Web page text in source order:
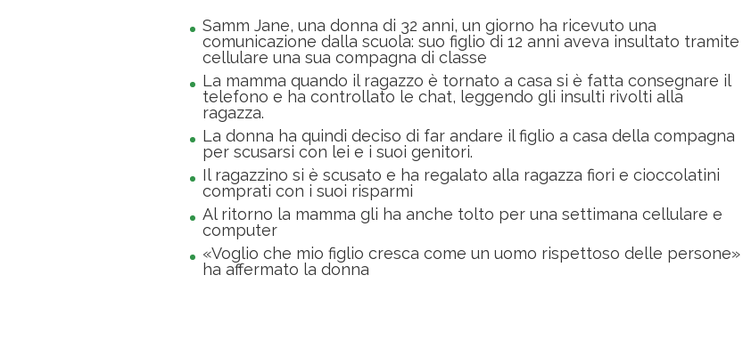
Samm Jane, una donna di 32 anni, un giorno ha ricevuto una
comunicazione dalla scuola: suo figlio di 12 anni aveva insultato tramite
cellulare una sua compagna di classe
La mamma quando il ragazzo è tornato a casa si è fatta consegnare il
telefono e ha controllato le chat, leggendo gli insulti rivolti alla
ragazza.
La donna ha quindi deciso di far andare il figlio a casa della compagna
per scusarsi con lei e i suoi genitori.
Il ragazzino si è scusato e ha regalato alla ragazza fiori e cioccolatini
comprati con i suoi risparmi
Al ritorno la mamma gli ha anche tolto per una settimana cellulare e
computer
«Voglio che mio figlio cresca come un uomo rispettoso delle persone»
ha affermato la donna